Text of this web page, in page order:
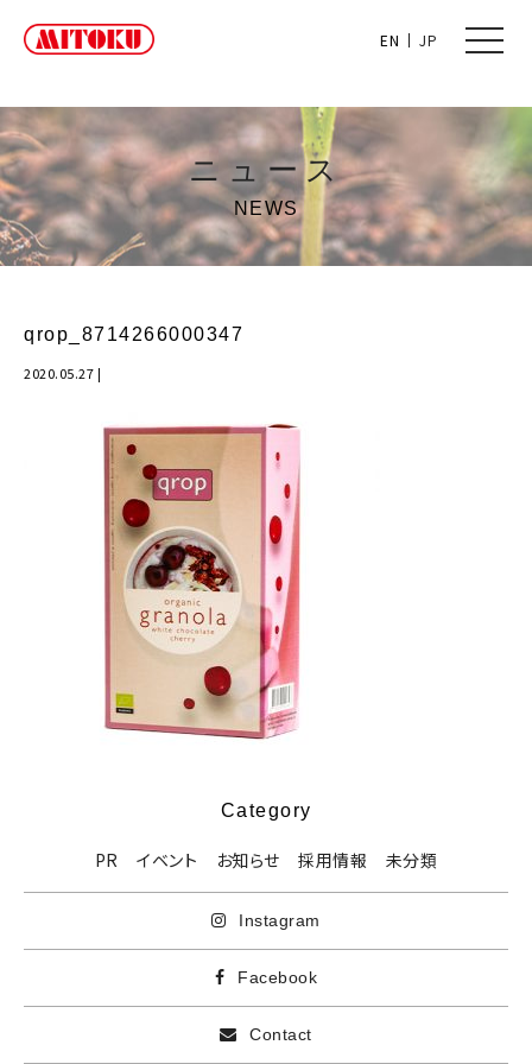
EN JP
toggle
ニュース
NEWS
qrop_8714266000347
2020.05.27|
Category
PR イベント お知らせ 採用情報 未分類
Instagram
Facebook
Contact